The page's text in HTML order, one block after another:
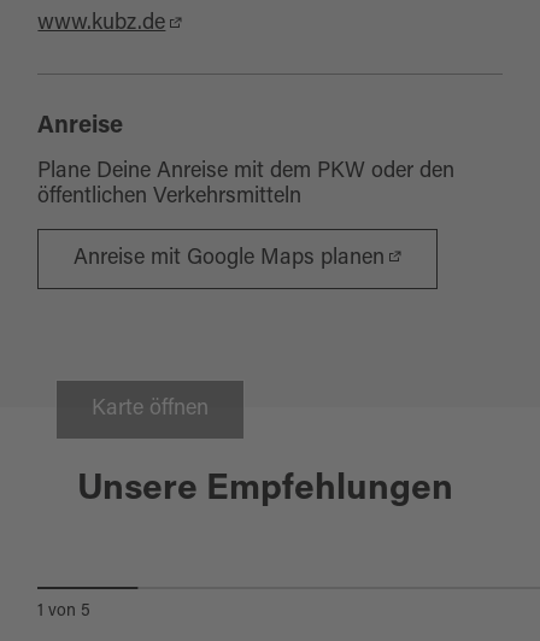
www.kubz.de
Anreise
Plane Deine Anreise mit dem PKW oder den
öffentlichen Verkehrsmitteln
Anreise mit Google Maps planen
Karte öffnen
Unsere Empfehlungen
Waldsassen 04.07.2027
1 von 5